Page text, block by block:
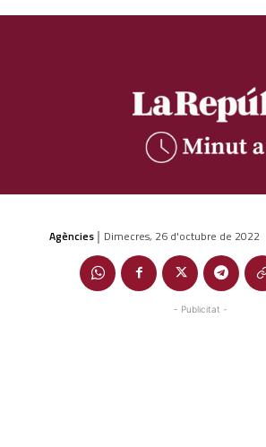
Agències | Dimecres, 26 d'octubre de 2022
- Publicitat -